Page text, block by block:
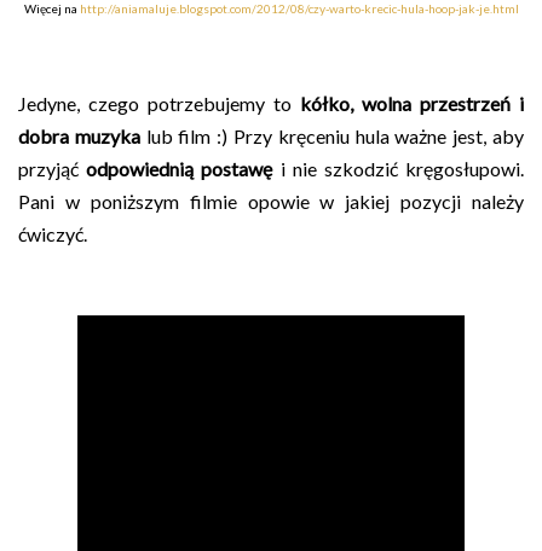
Więcej na http://aniamaluje.blogspot.com/2012/08/czy-warto-krecic-hula-hoop-jak-je.html
Jedyne, czego potrzebujemy to kółko, wolna przestrzeń i
dobra muzykalub film :) Przy kręceniu hula ważne jest, aby
przyjąćodpowiednią postawęi nie szkodzić kręgosłupowi.
Pani w poniższym filmie opowie w jakiej pozycji należy
ćwiczyć.